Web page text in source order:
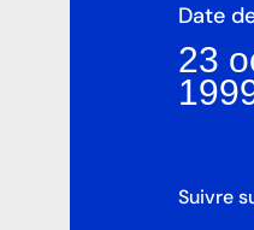
Date
23
Suivre